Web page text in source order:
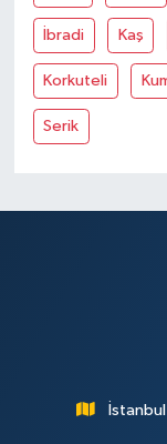
İbradi Kaş
Korkuteli
Serik